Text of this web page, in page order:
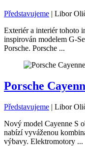
Představujeme | Libor
Exteriér a interiér tohoto
inspirován modelem G-
Porsche. Porsche ...
Porsche
Představujeme | Libor
Nový model Cayenne S
nabízí vyváženou
výbavy. Elektromotory ...